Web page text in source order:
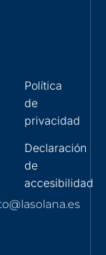
Política
de
privacidad
Declaración
de
accesibilidad